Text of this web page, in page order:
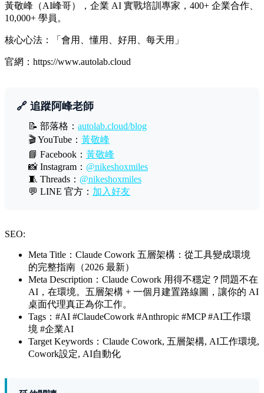
黃敬峰（AI峰哥），企業 AI 實戰培訓專家，400+ 企業合作、
10,000+ 學員。
核心心法：「會用、懂用、好用、每天用」
官網：https://www.autolab.cloud
🔗 追蹤阿峰老師
📝 部落格： autolab.cloud/blog
🎬 YouTube： 黃敬峰
📘 Facebook： 黃敬峰
📸 Instagram： @nikeshoxmiles
🧵 Threads： @nikeshoxmiles
💬 LINE 官方： 加入好友
SEO:
Meta Title：Claude Cowork 五層架構：從工具變成環境
的完整指南（2026 最新）
Meta Description：Claude Cowork 用得不穩定？問題不在
AI，在環境。五層架構 + 一個月建置路線圖，讓你的 AI
桌面代理真正為你工作。
Tags：#AI #ClaudeCowork #Anthropic #MCP #AI工作環
境 #企業AI
Target Keywords：Claude Cowork, 五層架構, AI工作環境,
Cowork設定, AI自動化